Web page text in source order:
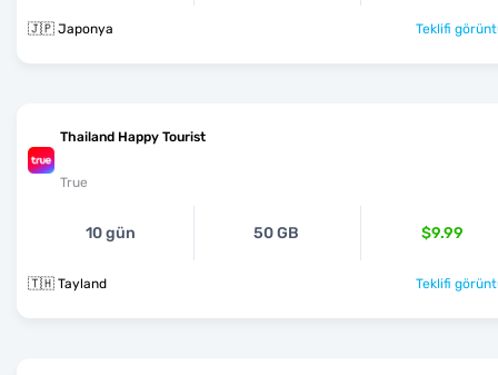
🇯🇵 Japonya Teklifi
Thailand Happy Tourist
True
10 gün 50 GB $9.99
🇹🇭 Tayland Teklifi